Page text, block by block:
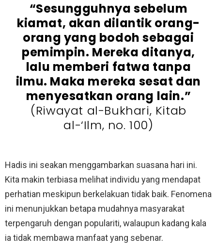
“Sesungguhnya sebelum
kiamat, akan dilantik orang-
orang yang bodoh sebagai
pemimpin. Mereka ditanya,
lalu memberi fatwa tanpa
ilmu. Maka mereka sesat dan
menyesatkan orang lain.”
(Riwayat al-Bukhari, Kitab
al-‘Ilm, no. 100)
Hadis ini seakan menggambarkan suasana hari ini.
Kita makin terbiasa melihat individu yang mendapat
perhatian meskipun berkelakuan tidak baik. Fenomena
ini menunjukkan betapa mudahnya masyarakat
terpengaruh dengan populariti, walaupun kadang kala
ia tidak membawa manfaat yang sebenar.